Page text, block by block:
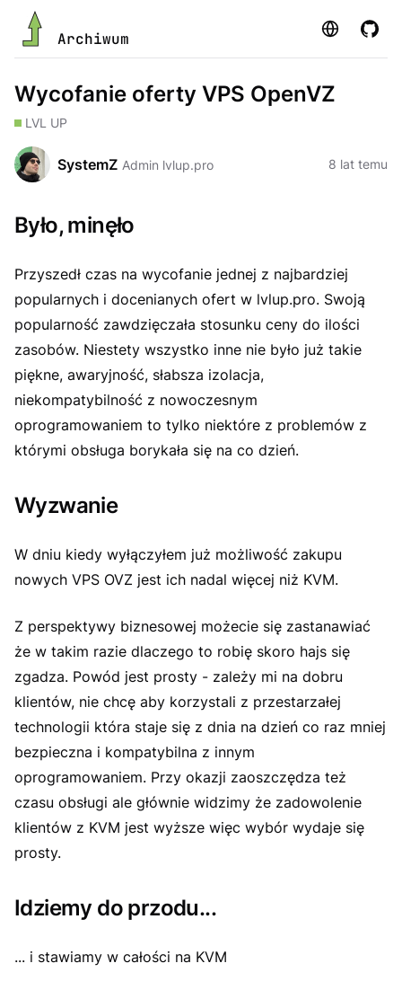
Archiwum Strona
Wycofanie oferty VPS OpenVZ
LVL UP
SystemZ Admin lvlup.pro 8 lat temu
Było, minęło
Przyszedł czas na wycofanie jednej z najbardziej
popularnych i docenianych ofert w lvlup.pro. Swoją
popularność zawdzięczała stosunku ceny do ilości
zasobów. Niestety wszystko inne nie było już takie
piękne, awaryjność, słabsza izolacja,
niekompatybilność z nowoczesnym
oprogramowaniem to tylko niektóre z problemów z
którymi obsługa borykała się na co dzień.
Wyzwanie
W dniu kiedy wyłączyłem już możliwość zakupu
nowych VPS OVZ jest ich nadal więcej niż KVM.
Z perspektywy biznesowej możecie się zastanawiać
że w takim razie dlaczego to robię skoro hajs się
zgadza. Powód jest prosty - zależy mi na dobru
klientów, nie chcę aby korzystali z przestarzałej
technologii która staje się z dnia na dzień co raz mniej
bezpieczna i kompatybilna z innym
oprogramowaniem. Przy okazji zaoszczędza też
czasu obsługi ale głównie widzimy że zadowolenie
klientów z KVM jest wyższe więc wybór wydaje się
prosty.
Idziemy do przodu...
... i stawiamy w całości na KVM